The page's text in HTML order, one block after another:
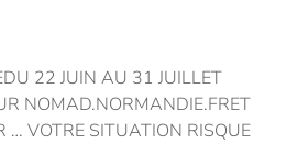
22 JUIN AU 31 JUILLET
NOMAD.NORMANDIE.FRET
… VOTRE SITUATION RISQUE